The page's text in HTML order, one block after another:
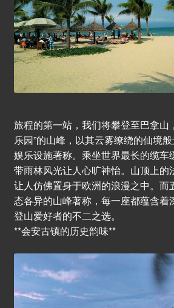
旅程的第一站，我们将攀登至巴拿山
乐园”的山峰，以其云雾缭绕的仙境
娱乐设施著称。乘坐世界最长的缆车
带雨林风光让人心旷神怡。山顶上的
让人仿佛置身于欧洲的浪漫之中。而
态各异的山峰著称，每一座都蕴含着
登山爱好者的不二之选。
**会安古镇的历史韵味**